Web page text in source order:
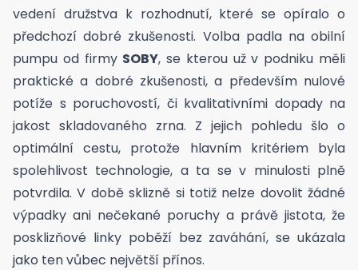
vedení družstva k rozhodnutí, které se opíralo o
předchozí dobré zkušenosti. Volba padla na obilní
pumpu od firmy SOBY, se kterou už v podniku měli
praktické a dobré zkušenosti, a především nulové
potíže s poruchovostí, či kvalitativními dopady na
jakost skladovaného zrna. Z jejich pohledu šlo o
optimální cestu, protože hlavním kritériem byla
spolehlivost technologie, a ta se v minulosti plně
potvrdila. V době sklizně si totiž nelze dovolit žádné
výpadky ani nečekané poruchy a právě jistota, že
posklizňové linky poběží bez zaváhání, se ukázala
jako ten vůbec největší přínos.